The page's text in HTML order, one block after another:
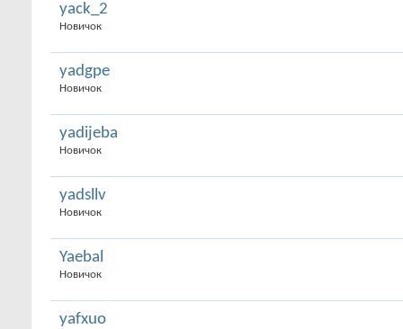
yack_2
Новичок
yadgpe
Новичок
yadijeba
Новичок
yadsllv
Новичок
Yaebal
Новичок
yafxuo